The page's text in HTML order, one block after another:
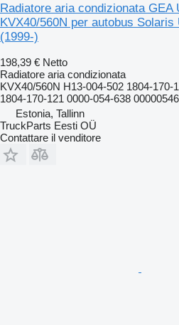
Radiatore aria condizionata GEA
KVX40/560N per autobus
(1999-)
198,39 € Netto
Radiatore aria condizionata
KVX40/560N H13-004-502 1804-170-
1804-170-121 0000-054-638
Estonia, Tallinn
TruckParts Eesti OÜ
Contattare il venditore